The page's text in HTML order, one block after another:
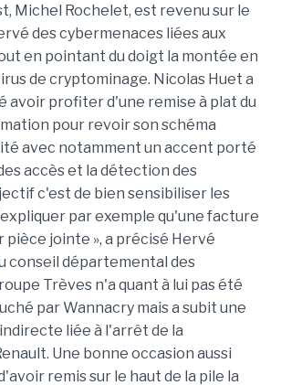
Michel Rochelet, est revenu sur le
des cybermenaces liées aux
en pointant du doigt la montée en
de cryptominage. Nicolas Huet a
avoir profiter d'une remise à plat du
pour revoir son schéma
avec notamment un accent porté
accès et la détection des
c'est de bien sensibiliser les
par exemple qu'une facture
pièce jointe », a précisé Hervé
conseil départemental des
Trèves n'a quant à lui pas été
par Wannacry mais a subit une
liée à l'arrêt de la
Une bonne occasion aussi
remis sur le haut de la pile la